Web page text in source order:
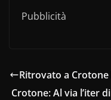
Pubblicità
Ritrovato a
Crotone: Al via l’iter